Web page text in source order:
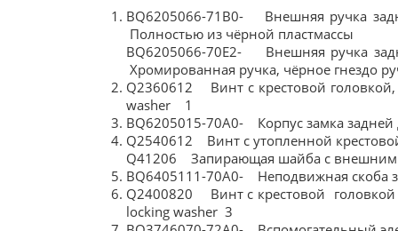
BQ6205066-71B0- Внешняя ручка
Полностью из чёрной пластмассы
BQ6205066-70E2- Внешняя ручка
Хромированная ручка, чёрное гнездо
Q2360612 Винт с крестовой
washer 1
BQ6205015-70A0- Корпус замка
Q2540612 Винт с утопленной
Q41206 Запирающая шайба с
BQ6405111-70A0- Неподвижная
Q2400820 Винт с крестовой
locking washer 3